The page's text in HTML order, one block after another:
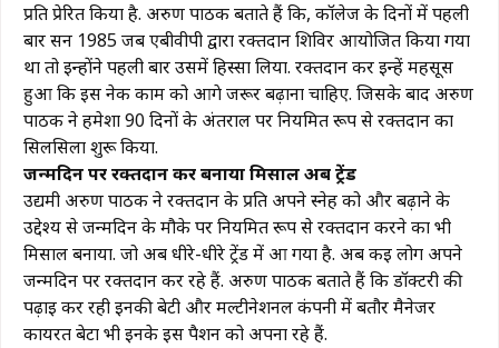
प्रति प्रेरित किया है. अरुण पाठक बताते हैं कि, कॉलेज के दिनों में पहली
बार सन 1985 जब एबीवीपी द्वारा रक्तदान शिविर आयोजित किया गया
था तो इन्होंने पहली बार उसमें हिस्सा लिया. रक्तदान कर इन्हें महसूस
हुआ कि इस नेक काम को आगे जरूर बढ़ाना चाहिए. जिसके बाद अरुण
पाठक ने हमेशा 90 दिनों के अंतराल पर नियमित रूप से रक्तदान का
सिलसिला शुरू किया.
जन्मदिन पर रक्तदान कर बनाया मिसाल अब ट्रेंड
उद्यमी अरुण पाठक ने रक्तदान के प्रति अपने स्नेह को और बढ़ाने के
उद्देश्य से जन्मदिन के मौके पर नियमित रूप से रक्तदान करने का भी
मिसाल बनाया. जो अब धीरे-धीरे ट्रेंड में आ गया है. अब कई लोग अपने
जन्मदिन पर रक्तदान कर रहे हैं. अरुण पाठक बताते हैं कि डॉक्टरी की
पढ़ाई कर रही इनकी बेटी और मल्टीनेशनल कंपनी में बतौर मैनेजर
कार्यरत बेटा भी इनके इस पैशन को अपना रहे हैं.